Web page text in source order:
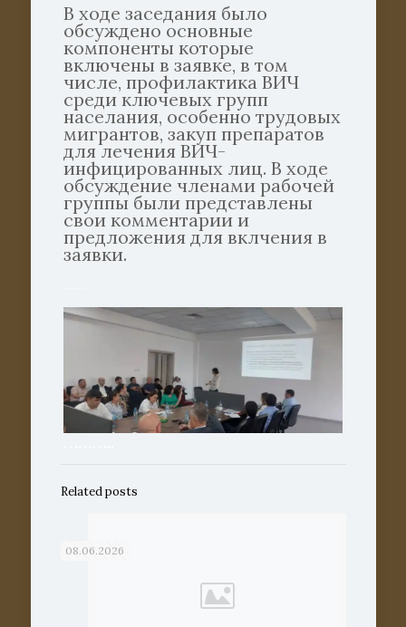
В ходе заседания было
обсуждено основные
компоненты которые
включены в заявке, в том
числе, профилактика ВИЧ
среди ключевых групп
населания, особенно трудовых
мигрантов, закуп препаратов
для лечения ВИЧ-
инфицированных лиц. В ходе
обсуждение членами рабочей
группы были представлены
свои комментарии и
предложения для вклчения в
заявки.
Related posts
08.06.2026